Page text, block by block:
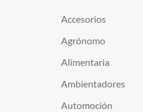
Accesorios
Agrónomo
Alimentaria
Ambientadores
Automoción